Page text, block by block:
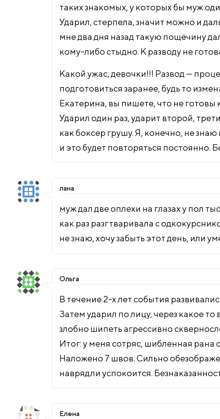
таких знакомых, у которых бы муж
Ударил, стерпела, значит можно и
мне два дня назад такую пощёчину
кому-либо стыдно. К разводу не
Какой ужас, девочки!!! Развод —
подготовиться заранее, будь то
Екатерина, вы пишете, что не готовы
Ударил один раз, ударит второй,
как боксер грушу. Я, конечно, не
и это будет повторяться постоянно.
лана
муж дал две оплехи на глазах у пол
как раз разгтваривала с
не знаю, хочу забыть этот день, или
Ольга
В течение 2-х лет события
Затем ударил по лицу, через какое
злобно шипеть агрессивно
Итог: у меня сотряс, шибленная
Наложено 7 швов. Сильно
наврядли успокоится.
Елена